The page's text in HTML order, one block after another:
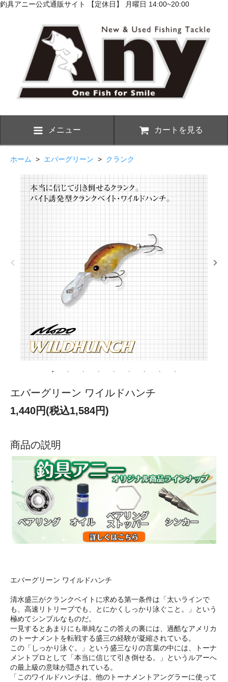
釣具アニー公式通販サイト 【定休日】 月曜日 14:00~20:00
メニュー カートを見る
ホーム > エバーグリーン > クランク
エバーグリーン ワイルドハンチ
1,440円(税込1,584円)
商品の説明
エバーグリーン ワイルドハンチ
清水盛三がクランクベイトに求める第一条件は「太いラインで
も、高速リトリーブでも、とにかくしっかり泳ぐこと。」という
極めてシンプルなものだ。
一見するとあまりにも単純なこの答えの裏には、過酷なアメリカ
のトーナメントを転戦する盛三の経験が凝縮されている。
この「しっかり泳ぐ。」という盛三なりの言葉の中には、トーナ
メントプロとして「本当に信じて引き倒せる。」というルアーへ
の最上級の意味が隠されている。
「このワイルドハンチは、他のトーナメントアングラーに使って